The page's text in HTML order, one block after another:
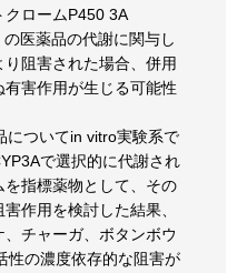
ロームP450 3A
医薬品の代謝に関与し
阻害された場合、併用
害作用が生じる可能性
についてin vitro実験系で
で選択的に代謝され
指標薬物として、その
作用を検討した結果、
チャーガ、ボタンボウ
性の濃度依存的な阻害が